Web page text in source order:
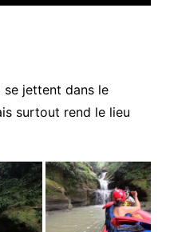
se jettent dans le
surtout rend le lieu